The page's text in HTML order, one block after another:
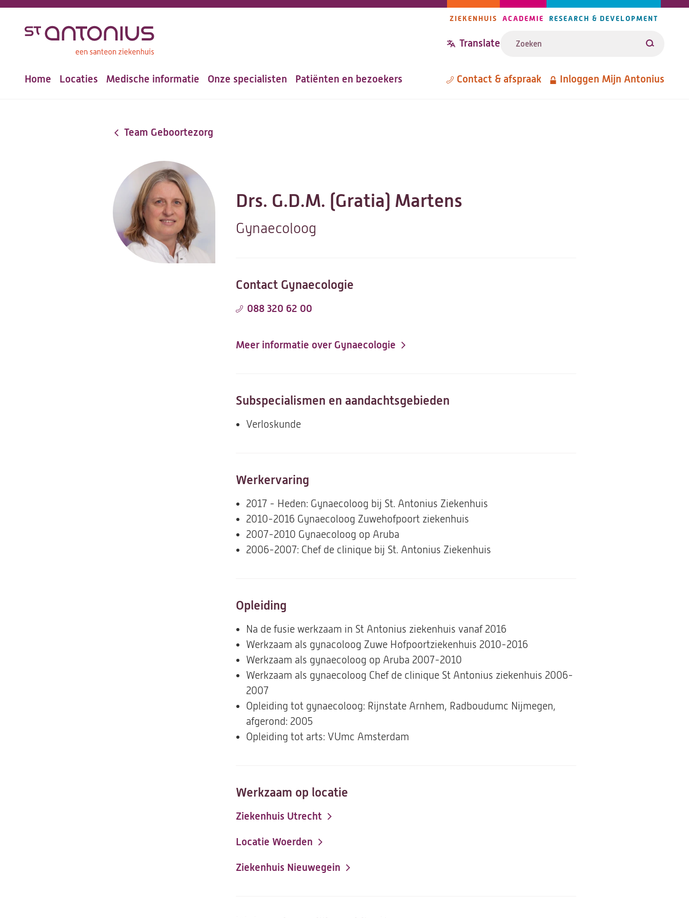
inhoud
navigatie
ZIEKENHUIS ACADEMIE RESEARCH & DEVELOPMENT
Translate Zoeken
Hoofdnavigatie
Home Locaties Medische informatie Onze specialisten Patiënten en bezoekers Metanavigatie
Contact & afspraak Inloggen Mijn Antonius
Team Geboortezorg
Drs. G.D.M. (Gratia) Martens
Gynaecoloog
Contact Gynaecologie
088 320 62 00
Meer informatie over Gynaecologie
Subspecialismen en aandachtsgebieden
Verloskunde
Werkervaring
2017 - Heden: Gynaecoloog bij St. Antonius Ziekenhuis
2010-2016 Gynaecoloog Zuwehofpoort ziekenhuis
2007-2010 Gynaecoloog op Aruba
2006-2007: Chef de clinique bij St. Antonius Ziekenhuis
Opleiding
Na de fusie werkzaam in St Antonius ziekenhuis vanaf 2016
Werkzaam als gynacoloog Zuwe Hofpoortziekenhuis 2010-2016
Werkzaam als gynaecoloog op Aruba 2007-2010
Werkzaam als gynaecoloog Chef de clinique St Antonius ziekenhuis 2006-
2007
Opleiding tot gynaecoloog: Rijnstate Arnhem, Radboudumc Nijmegen,
afgerond: 2005
Opleiding tot arts: VUmc Amsterdam
Werkzaam op locatie
Ziekenhuis Utrecht
Locatie Woerden
Ziekenhuis Nieuwegein